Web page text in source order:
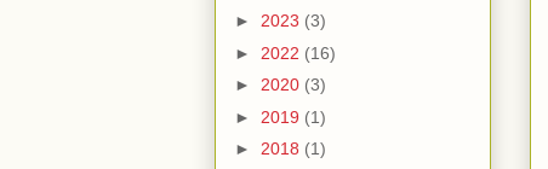
► 2023 (3)
► 2022 (16)
► 2020 (3)
► 2019 (1)
► 2018 (1)